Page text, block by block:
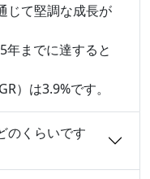
じて堅調な成長が
年までに達すると
）は3.9%です。
のくらいです